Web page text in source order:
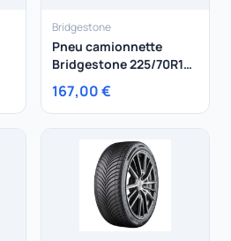
Bridgestone
Pneu camionnette
Bridgestone 225/70R15
112S Duravis R660
167,00 €